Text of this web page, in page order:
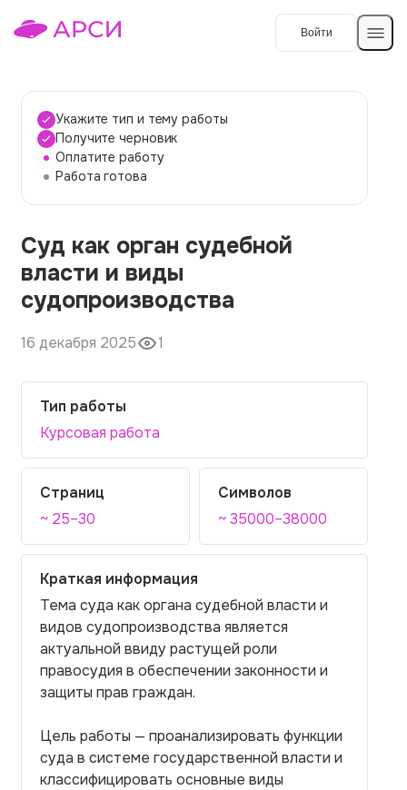
Войти
Темы работ
О сервисе
О компании
Наши гарантии
Вопросы и ответы
Контакты
Укажите тип и тему работы
Получите черновик
Оплатите работу
Работа готова
Суд как орган судебной
власти и виды
судопроизводства
16 декабря 2025 1
Тип работы
Курсовая работа
Страниц
~ 25–30
Символов
~ 35000–38000
Краткая информация
Тема суда как органа судебной власти и
видов судопроизводства является
актуальной ввиду растущей роли
правосудия в обеспечении законности и
защиты прав граждан.
Цель работы — проанализировать функции
суда в системе государственной власти и
классифицировать основные виды